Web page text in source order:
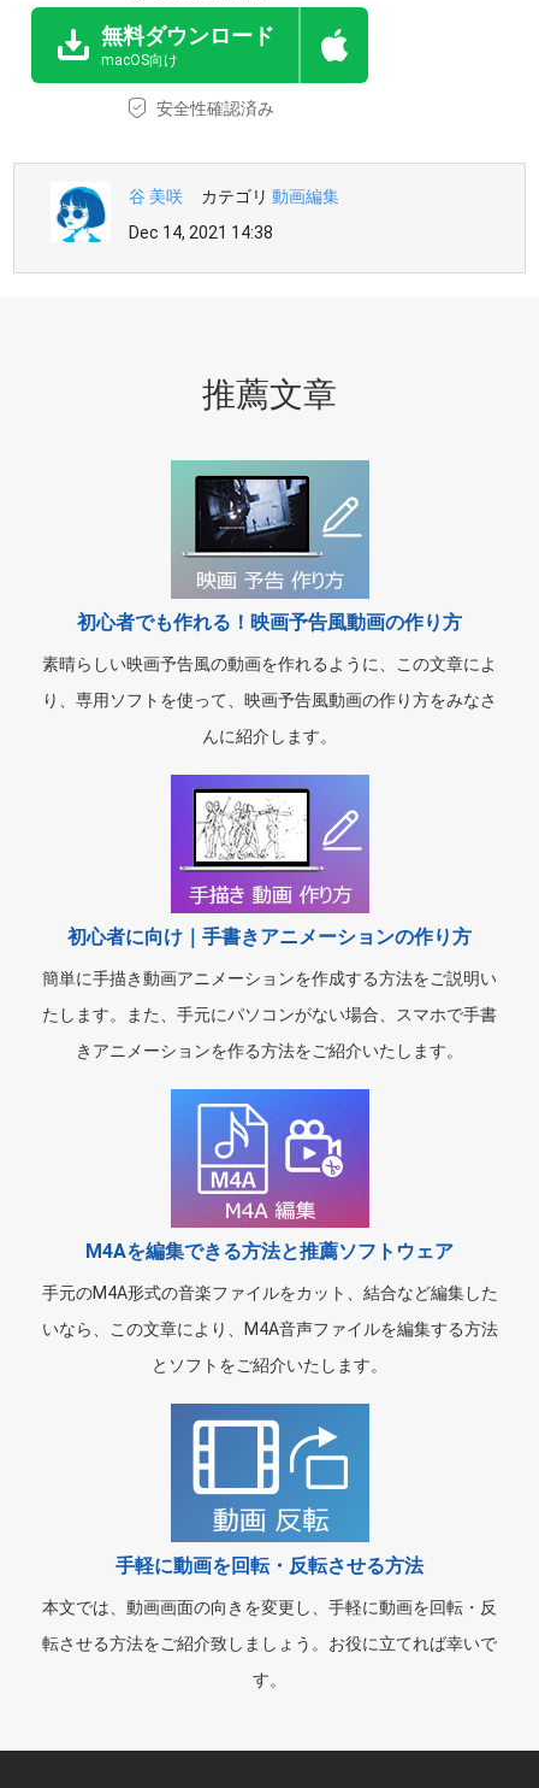
無料ダウンロード
macOS向け
安全性確認済み
谷 美咲 カテゴリ動画編集
Dec 14, 2021 14:38
推薦文章
初心者でも作れる！映画予告風動画の作り方
素晴らしい映画予告風の動画を作れるように、この文章によ
り、専用ソフトを使って、映画予告風動画の作り方をみなさ
んに紹介します。
初心者に向け｜手書きアニメーションの作り方
簡単に手描き動画アニメーションを作成する方法をご説明い
たします。また、手元にパソコンがない場合、スマホで手書
きアニメーションを作る方法をご紹介いたします。
M4Aを編集できる方法と推薦ソフトウェア
手元のM4A形式の音楽ファイルをカット、結合など編集した
いなら、この文章により、M4A音声ファイルを編集する方法
とソフトをご紹介いたします。
手軽に動画を回転・反転させる方法
本文では、動画画面の向きを変更し、手軽に動画を回転・反
転させる方法をご紹介致しましょう。お役に立てれば幸いで
す。